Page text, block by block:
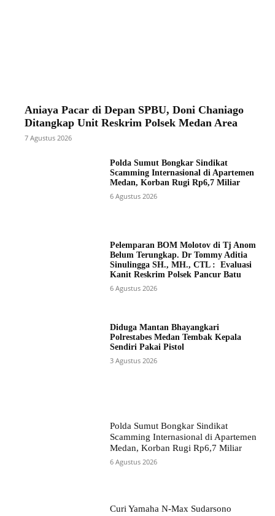
Aniaya Pacar di Depan SPBU, Doni Chaniago
Ditangkap Unit Reskrim Polsek Medan Area
7 Agustus 2026
Polda Sumut Bongkar Sindikat
Scamming Internasional di Apartemen
Medan, Korban Rugi Rp6,7 Miliar
6 Agustus 2026
Pelemparan BOM Molotov di Tj Anom
Belum Terungkap. Dr Tommy Aditia
Sinulingga SH., MH., CTL : Evaluasi
Kanit Reskrim Polsek Pancur Batu
6 Agustus 2026
Diduga Mantan Bhayangkari
Polrestabes Medan Tembak Kepala
Sendiri Pakai Pistol
3 Agustus 2026
Polda Sumut Bongkar Sindikat
Scamming Internasional di Apartemen
Medan, Korban Rugi Rp6,7 Miliar
6 Agustus 2026
Curi Yamaha N-Max Sudarsono